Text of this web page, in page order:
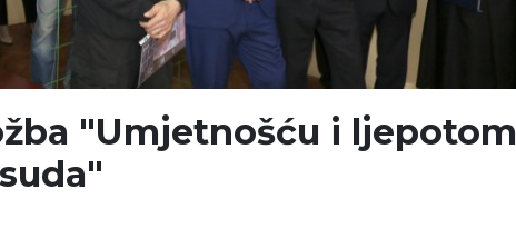
"Umjetnošću i ljepotom